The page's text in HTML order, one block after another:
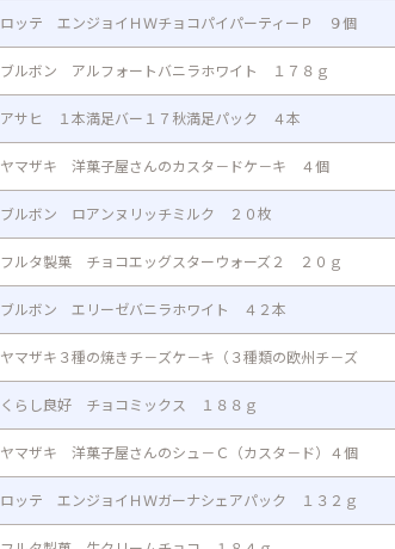
ロッテ エンジョイＨＷチョコパイパーティーＰ ９個
ブルボン アルフォートバニラホワイト １７８ｇ
アサヒ １本満足バー１７秋満足パック ４本
ヤマザキ 洋菓子屋さんのカスタ－ドケ－キ ４個
ブルボン ロアンヌリッチミルク ２０枚
フルタ製菓 チョコエッグスターウォーズ２ ２０ｇ
ブルボン エリーゼバニラホワイト ４２本
ヤマザキ３種の焼きチ－ズケ－キ（３種類の欧州チ－ズ
くらし良好 チョコミックス １８８ｇ
ヤマザキ 洋菓子屋さんのシュ－Ｃ（カスタ－ド）４個
ロッテ エンジョイＨＷガーナシェアパック １３２ｇ